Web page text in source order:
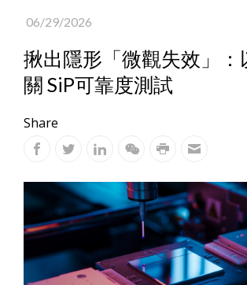
06/29/2026
揪出隱形「微觀失效」：
關 SiP可靠度測試
Share